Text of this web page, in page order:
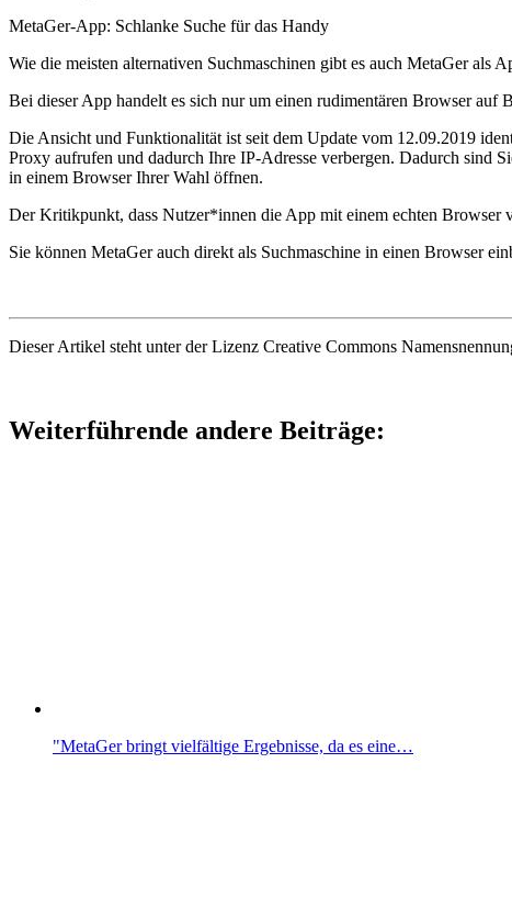
MetaGer-App: Schlanke Suche für das Handy
Wie die meisten alternativen Suchmaschinen gibt es auch MetaGer als
Bei dieser App handelt es sich nur um einen rudimentären Browser auf
Die Ansicht und Funktionalität ist seit dem Update vom 12.09.2019
Proxy aufrufen und dadurch Ihre IP-Adresse verbergen. Dadurch sind
in einem Browser Ihrer Wahl öffnen.
Der Kritikpunkt, dass Nutzer*innen die App mit einem echten Browser
Sie können MetaGer auch direkt als Suchmaschine in einen Browser
Dieser Artikel steht unter der Lizenz Creative Commons
Weiterführende andere Beiträge:
"MetaGer bringt vielfältige Ergebnisse, da es eine…